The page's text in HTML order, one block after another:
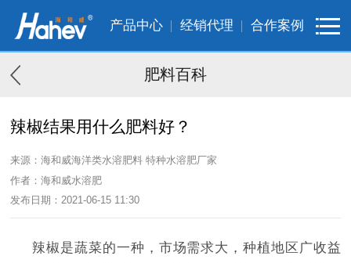
产品中心 经销代理 合作案例
肥料百科
辣椒结果用什么肥料好？
来源：海和威海洋类水溶肥料 特种水溶肥厂家
作者：海和威水溶肥
发布日期：2021-06-15 11:30
辣椒是蔬菜的一种，市场需求大，种植地区广收益